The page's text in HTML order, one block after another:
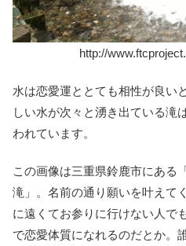
http://
水は恋愛運ととても相性が良い
しい水が次々と湧き出ている滝
われています。
この画像は三重県鈴鹿市にある
滝」。名前の通り願いを叶えて
に遠くてお参りに行けない人で
で恋愛体質になれるのだとか。